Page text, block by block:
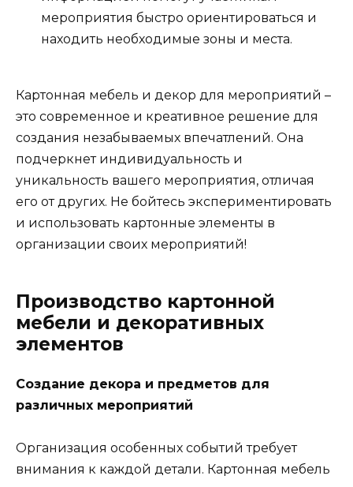
мероприятия быстро ориентироваться и
находить необходимые зоны и места.
Картонная мебель и декор для мероприятий –
это современное и креативное решение для
создания незабываемых впечатлений. Она
подчеркнет индивидуальность и
уникальность вашего мероприятия, отличая
его от других. Не бойтесь экспериментировать
и использовать картонные элементы в
организации своих мероприятий!
Производство картонной
мебели и декоративных
элементов
Создание декора и предметов для
различных мероприятий
Организация особенных событий требует
внимания к каждой детали. Картонная мебель